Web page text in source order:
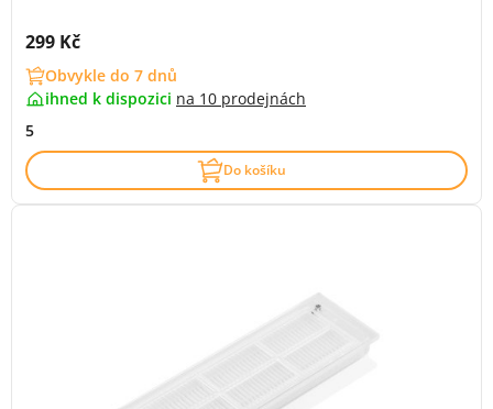
Cena s DPH:
299 Kč
Obvykle do 7 dnů
ihned k dispozici na 10 prodejnách
5
Do košíku